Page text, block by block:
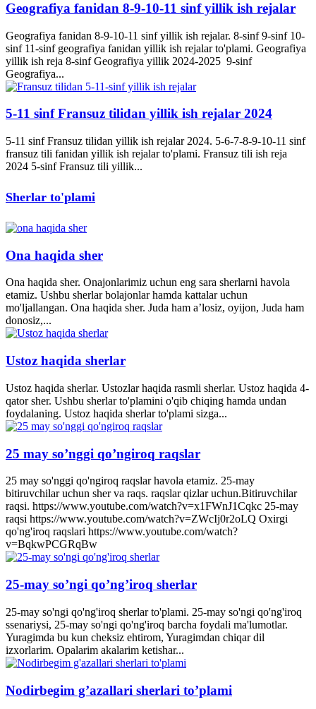
Geografiya fanidan 8-9-10-11 sinf yillik ish rejalar
Geografiya fanidan 8-9-10-11 sinf yillik ish rejalar. 8-sinf 9-sinf 10-
sinf 11-sinf geografiya fanidan yillik ish rejalar to'plami. Geografiya
yillik ish reja 8-sinf Geografiya yillik 2024-2025 9-sinf
Geografiya...
5-11 sinf Fransuz tilidan yillik ish rejalar 2024
5-11 sinf Fransuz tilidan yillik ish rejalar 2024. 5-6-7-8-9-10-11 sinf
fransuz tili fanidan yillik ish rejalar to'plami. Fransuz tili ish reja
2024 5-sinf Fransuz tili yillik...
Sherlar to'plami
Ona haqida sher
Ona haqida sher. Onajonlarimiz uchun eng sara sherlarni havola
etamiz. Ushbu sherlar bolajonlar hamda kattalar uchun
mo'ljallangan. Ona haqida sher. Juda ham a’losiz, oyijon, Juda ham
donosiz,...
Ustoz haqida sherlar
Ustoz haqida sherlar. Ustozlar haqida rasmli sherlar. Ustoz haqida 4-
qator sher. Ushbu sherlar to'plamini o'qib chiqing hamda undan
foydalaning. Ustoz haqida sherlar to'plami sizga...
25 may so’nggi qo’ngiroq raqslar
25 may so'nggi qo'ngiroq raqslar havola etamiz. 25-may
bitiruvchilar uchun sher va raqs. raqslar qizlar uchun.Bitiruvchilar
raqsi. https://www.youtube.com/watch?v=x1FWnJ1Cqkc 25-may
raqsi https://www.youtube.com/watch?v=ZWcIj0r2oLQ Oxirgi
qo'ng'iroq raqslari https://www.youtube.com/watch?
v=BqkwPCGRqBw
25-may so’ngi qo’ng’iroq sherlar
25-may so'ngi qo'ng'iroq sherlar to'plami. 25-may so'ngi qo'ng'iroq
ssenariysi, 25-may so'ngi qo'ng'iroq barcha foydali ma'lumotlar.
Yuragimda bu kun cheksiz ehtirom, Yuragimdan chiqar dil
izxorlarim. Opalarim akalarim ketishar...
Nodirbegim g’azallari sherlari to’plami